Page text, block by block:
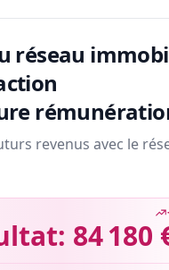
réseau
revenus avec le
84 180